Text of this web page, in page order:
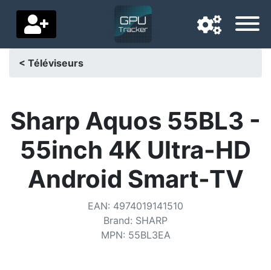
Pays de livraison
Accueil
Paramètres
< Téléviseurs
Sharp Aquos 55BL3 -
55inch 4K Ultra-HD
Android Smart-TV
EAN: 4974019141510
Brand: SHARP
MPN: 55BL3EA